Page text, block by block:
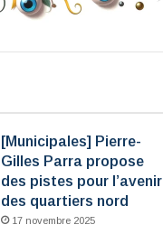
[Municipales] Pierre-
Gilles Parra propose
des pistes pour l’avenir
des quartiers nord
17 novembre 2025